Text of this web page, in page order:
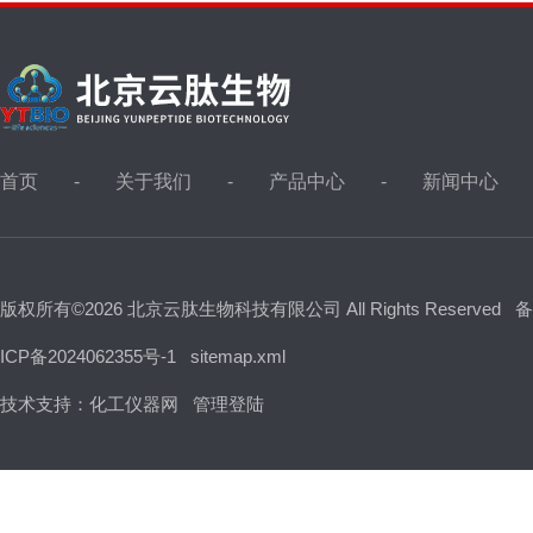
首页 关于我们 产品中心 新闻中心
版权所有©2026 北京云肽生物科技有限公司 All Rights Reserved
ICP备2024062355号-1 sitemap.xml
技术支持： 化工仪器网 管理登陆